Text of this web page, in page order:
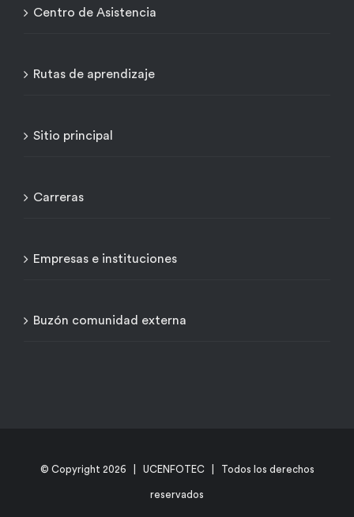
Centro de Asistencia
Rutas de aprendizaje
Sitio principal
Carreras
Empresas e instituciones
Buzón comunidad externa
© Copyright 2026 | UCENFOTEC | Todos los derechos
reservados